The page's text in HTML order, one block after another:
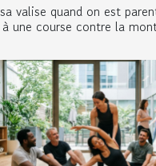
valise quand on est
une course contre la